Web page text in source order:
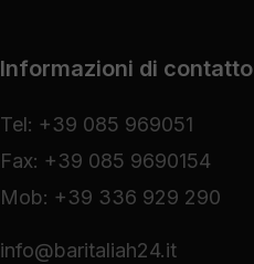
Informazioni di contatto
Tel: +39 085 969051
Fax: +39 085 9690154
Mob: +39 336 929 290
info@baritaliah24.it